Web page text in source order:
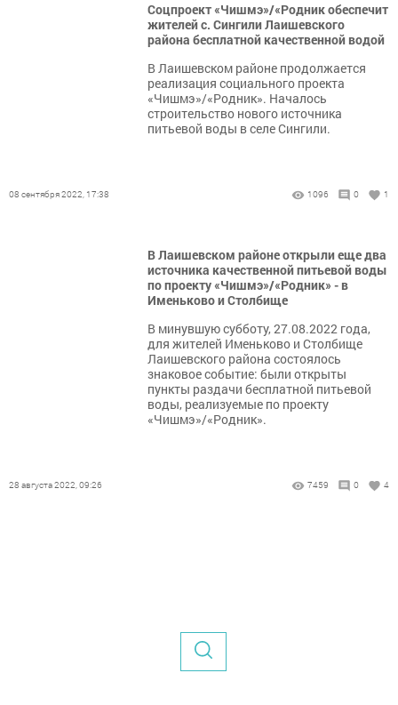
Соцпроект «Чишмэ»/«Родник обеспечит
жителей с. Сингили Лаишевского
района бесплатной качественной водой
В Лаишевском районе продолжается
реализация социального проекта
«Чишмэ»/«Родник». Началось
строительство нового источника
питьевой воды в селе Сингили.
08 сентября 2022, 17:38 1096 0 1
В Лаишевском районе открыли еще два
источника качественной питьевой воды
по проекту «Чишмэ»/«Родник» - в
Именьково и Столбище
В минувшую субботу, 27.08.2022 года,
для жителей Именьково и Столбище
Лаишевского района состоялось
знаковое событие: были открыты
пункты раздачи бесплатной питьевой
воды, реализуемые по проекту
«Чишмэ»/«Родник».
28 августа 2022, 09:26 7459 0 4